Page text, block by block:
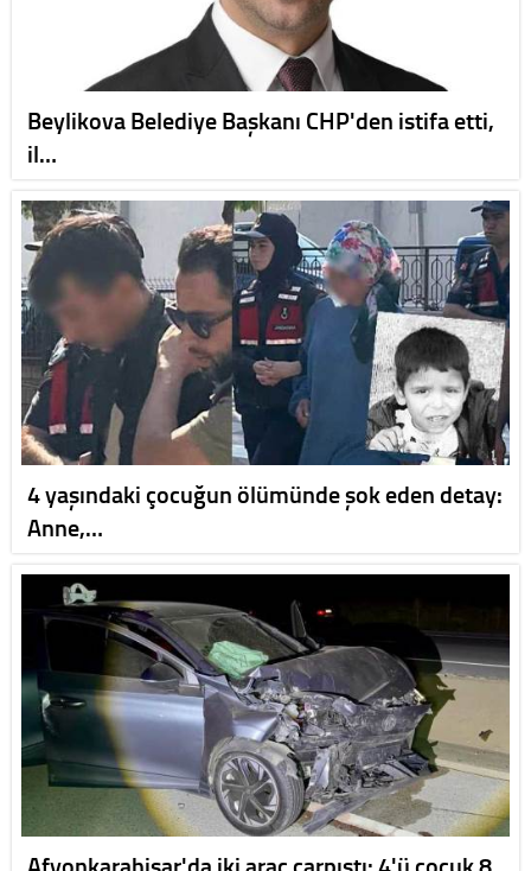
Beylikova Belediye Başkanı CHP'den istifa etti,
il…
4 yaşındaki çocuğun ölümünde şok eden detay:
Anne,…